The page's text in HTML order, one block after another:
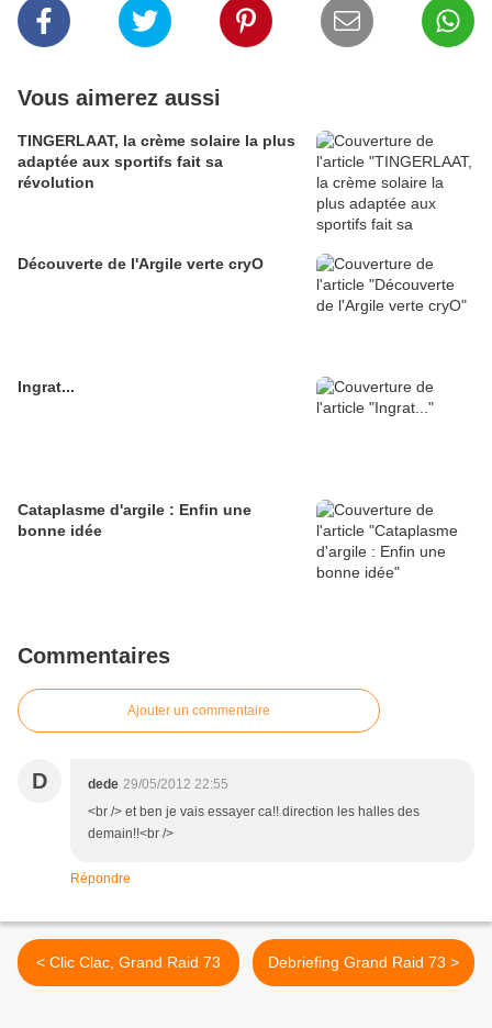
Vous aimerez aussi
TINGERLAAT, la crème solaire la plus
adaptée aux sportifs fait sa
révolution
Découverte de l'Argile verte cryO
Ingrat...
Cataplasme d'argile : Enfin une
bonne idée
Commentaires
Ajouter un commentaire
D dede 29/05/2012 22:55
<br /> et ben je vais essayer ca!! direction les halles des
demain!!<br />
Répondre
< Clic Clac, Grand Raid 73 Debriefing Grand Raid 73 >